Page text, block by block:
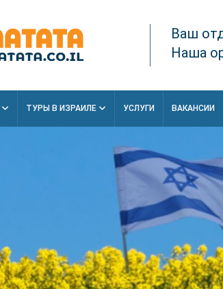
Ваш
Наша
ТУРЫ В ИЗРАИЛЕ УСЛУГИ ВАКАНСИИ